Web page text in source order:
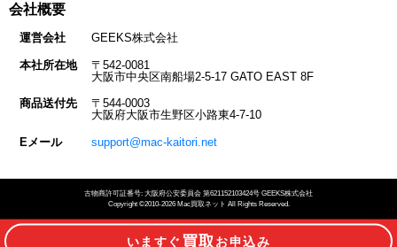
会社概要
運営会社 GEEKS株式会社
本社所在地
〒542-0081
大阪市中央区南船場2-5-17 GATO EAST 8F
商品送付先
〒544-0003
大阪府大阪市生野区小路東4-7-10
Eメール support@mac-kaitori.net
古物商許可証番号: 大阪府公安委員会 第621152103424号 GEEKS株式会社
Copyright ©2010-2026 Mac買取ネット All Rights Reserved.
いますぐ 買取お申込み